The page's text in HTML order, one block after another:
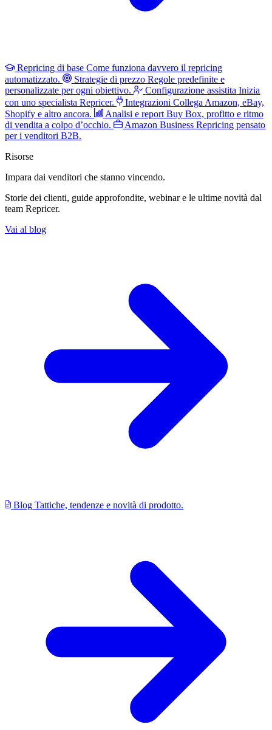
Repricing di base Come funziona davvero il repricing
automatizzato.
Strategie di prezzo Regole predefinite e
personalizzate per ogni obiettivo.
Configurazione assistita Inizia
con uno specialista Repricer.
Integrazioni Collega Amazon, eBay,
Shopify e altro ancora.
Analisi e report Buy Box, profitto e ritmo
di vendita a colpo d’occhio.
Amazon Business Repricing pensato
per i venditori B2B.
Risorse
Impara dai venditori che stanno vincendo.
Storie dei clienti, guide approfondite, webinar e le ultime novità dal
team Repricer.
Vai al blog
Blog Tattiche, tendenze e novità di prodotto.